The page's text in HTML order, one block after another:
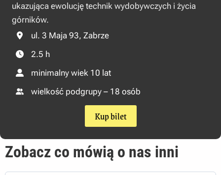
ukazująca ewolucję technik wydobywczych i życia
górników.
ul. 3 Maja 93, Zabrze
2.5 h
minimalny wiek 10 lat
wielkość podgrupy – 18 osób
Kup bilet
Zobacz co mówią o nas inni